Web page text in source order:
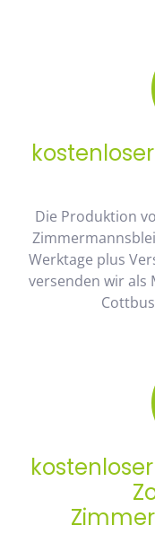
Die Produktion
Werktage plus
versenden wir als